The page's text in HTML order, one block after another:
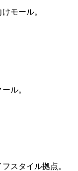
モール。
ル。
スタイル拠点。